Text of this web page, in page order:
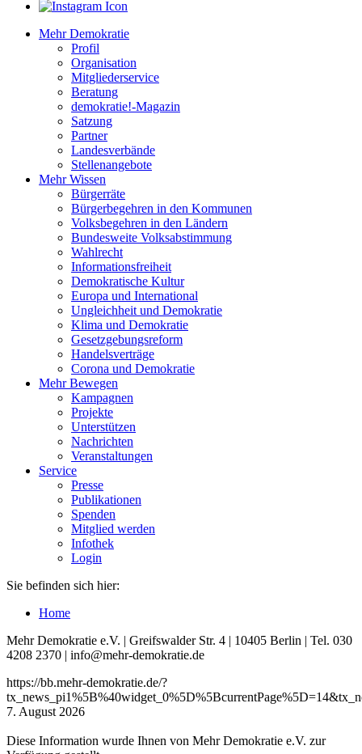
Mehr Demokratie
Profil
Organisation
Mitgliederservice
Beratung
demokratie!-Magazin
Satzung
Partner
Landesverbände
Stellenangebote
Mehr Wissen
Bürgerräte
Bürgerbegehren in den Kommunen
Volksbegehren in den Ländern
Bundesweite Volksabstimmung
Wahlrecht
Informationsfreiheit
Demokratische Kultur
Europa und International
Ungleichheit und Demokratie
Klima und Demokratie
Gesetzgebungsreform
Handelsverträge
Corona und Demokratie
Mehr Bewegen
Kampagnen
Projekte
Unterstützen
Nachrichten
Veranstaltungen
Service
Presse
Publikationen
Spenden
Mitglied werden
Infothek
Login
Sie befinden sich hier:
Home
Mehr Demokratie e.V. | Greifswalder Str. 4 | 10405 Berlin | Tel. 030
4208 2370 | info@mehr-demokratie.de
https://bb.mehr-demokratie.de/?
7. August 2026
Diese Information wurde Ihnen von Mehr Demokratie e.V. zur